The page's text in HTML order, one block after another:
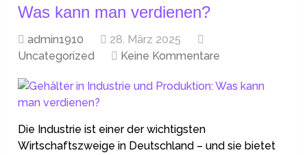
Was kann man verdienen?
admin1910
28. März 2025
Uncategorized
Keine Kommentare
Die Industrie ist einer der wichtigsten
Wirtschaftszweige in Deutschland – und sie bietet